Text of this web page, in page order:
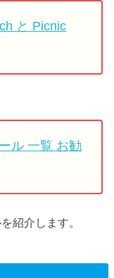
と Picnic
ル 一覧 お勧
紹介します。